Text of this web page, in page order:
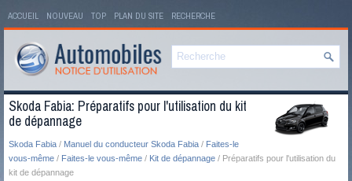
ACCUEIL NOUVEAU TOP PLAN DU SITE RECHERCHE
Skoda Fabia: Préparatifs pour l'utilisation du kit
de dépannage
Skoda Fabia / Manuel du conducteur Skoda Fabia / Faites-le
vous-même / Faites-le vous-même / Kit de dépannage / Préparatifs pour l'utilisation du
kit de dépannage